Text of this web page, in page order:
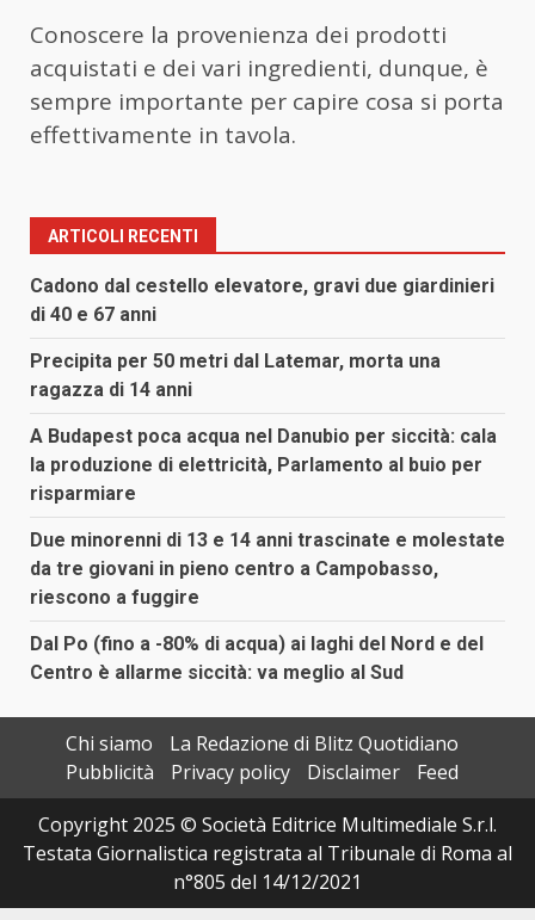
Conoscere la provenienza dei prodotti
acquistati e dei vari ingredienti, dunque, è
sempre importante per capire cosa si porta
effettivamente in tavola.
ARTICOLI RECENTI
Cadono dal cestello elevatore, gravi due giardinieri
di 40 e 67 anni
Precipita per 50 metri dal Latemar, morta una
ragazza di 14 anni
A Budapest poca acqua nel Danubio per siccità: cala
la produzione di elettricità, Parlamento al buio per
risparmiare
Due minorenni di 13 e 14 anni trascinate e molestate
da tre giovani in pieno centro a Campobasso,
riescono a fuggire
Dal Po (fino a -80% di acqua) ai laghi del Nord e del
Centro è allarme siccità: va meglio al Sud
Chi siamo
La Redazione di Blitz Quotidiano
Pubblicità
Privacy policy Disclaimer
Feed
Copyright 2025 © Società Editrice Multimediale S.r.l.
Testata Giornalistica registrata al Tribunale di Roma al
n°805 del 14/12/2021